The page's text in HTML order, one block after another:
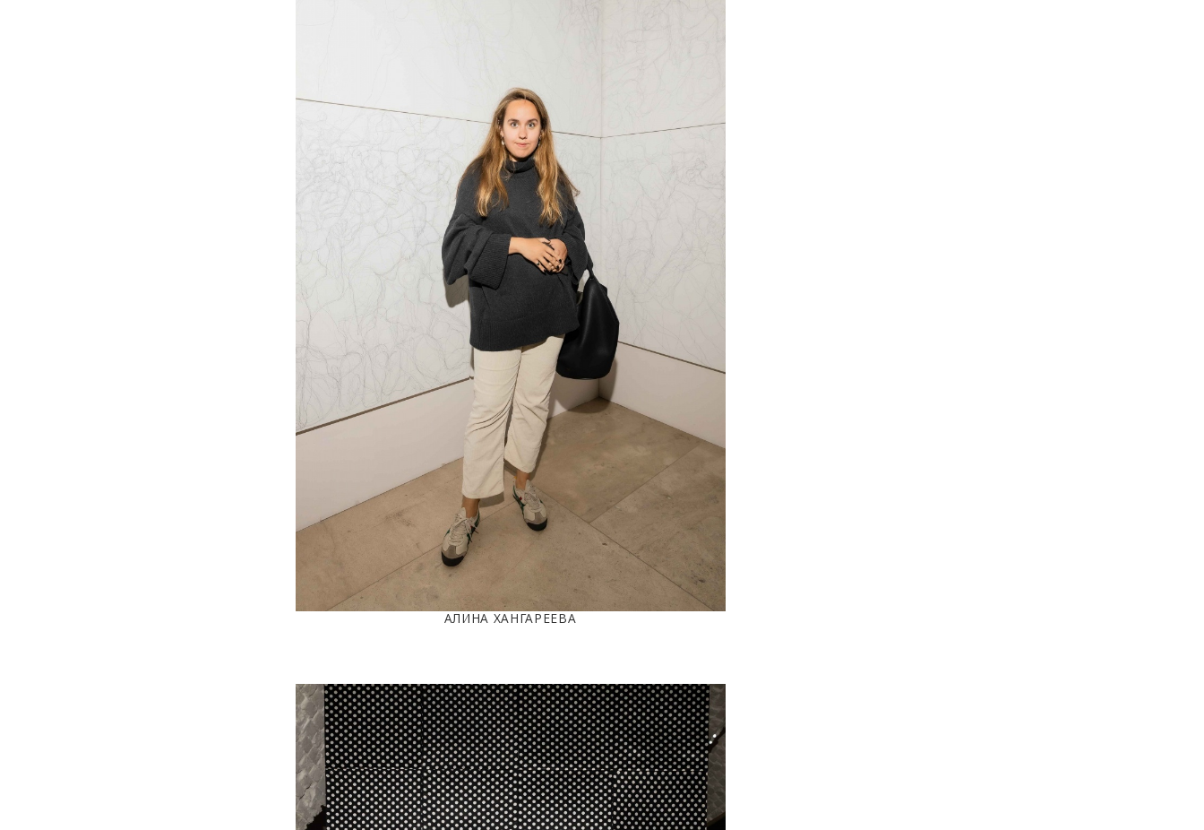
АЛИНА ХАНГАРЕЕВА